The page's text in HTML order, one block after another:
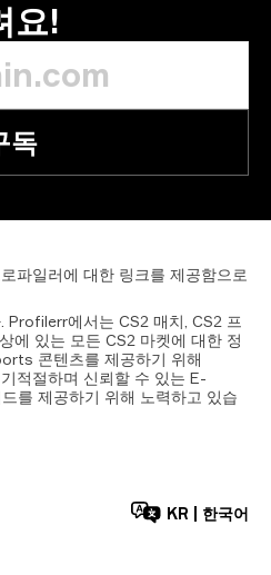
요!
독
파일러에 대한 링크를 제공함으로
에서는 CS2 매치, CS2 프
에 있는 모든 CS2 마켓에 대한 정
콘텐츠를 제공하기 위해
적절하며 신뢰할 수 있는 E-
를 제공하기 위해 노력하고 있습
KR 한국어